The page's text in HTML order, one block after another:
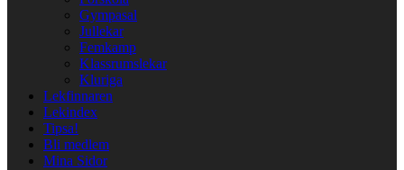
Gympasal
Jullekar
Femkamp
Klassrumslekar
Kluriga
Lekfinnaren
Lekindex
Tipsa!
Bli medlem
Mina Sidor